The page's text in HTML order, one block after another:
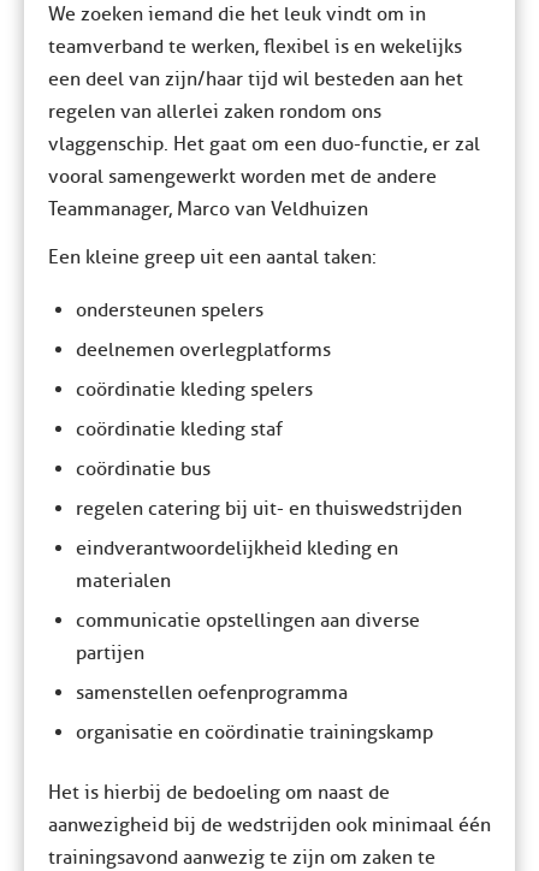
We zoeken iemand die het leuk vindt om in
teamverband te werken, flexibel is en wekelijks
een deel van zijn/haar tijd wil besteden aan het
regelen van allerlei zaken rondom ons
vlaggenschip. Het gaat om een duo-functie, er zal
vooral samengewerkt worden met de andere
Teammanager, Marco van Veldhuizen
Een kleine greep uit een aantal taken:
ondersteunen spelers
deelnemen overlegplatforms
coördinatie kleding spelers
coördinatie kleding staf
coördinatie bus
regelen catering bij uit- en thuiswedstrijden
eindverantwoordelijkheid kleding en
materialen
communicatie opstellingen aan diverse
partijen
samenstellen oefenprogramma
organisatie en coördinatie trainingskamp
Het is hierbij de bedoeling om naast de
aanwezigheid bij de wedstrijden ook minimaal één
trainingsavond aanwezig te zijn om zaken te